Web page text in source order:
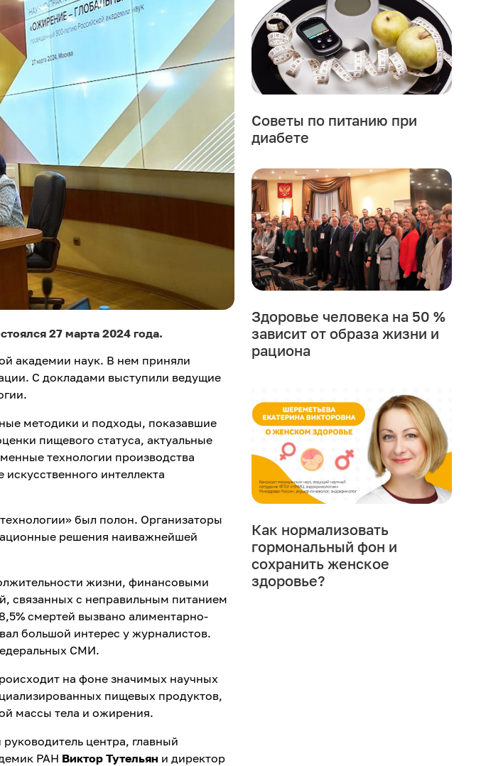
27 марта 2024 года.
академии наук. В нем приняли
С докладами выступили ведущие
методики и подходы, показавшие
пищевого статуса, актуальные
технологии производства
интеллекта
был полон. Организаторы
решения наиважнейшей
жизни, финансовыми
связанных с неправильным питанием
смертей вызвано алиментарно-
большой интерес у журналистов.
СМИ.
на фоне значимых научных
пищевых продуктов,
массы тела и ожирения.
центра, главный
РАН Виктор Тутельян и директор
Советы по питанию при
диабете
Здоровье человека на 50 %
зависит от образа жизни и
рациона
Как нормализовать
гормональный фон и
сохранить женское
здоровье?